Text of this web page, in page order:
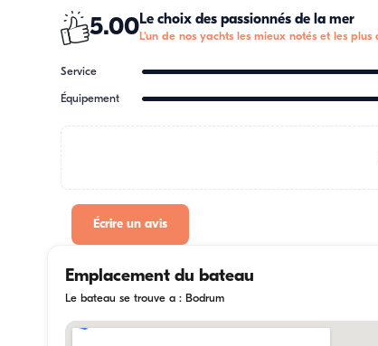
5.00Le choix des passionnés de la mer
L'un de nos yachts les mieux notés et les plus
Service
Équipement
Écrire un avis
Emplacement du bateau
Le bateau se trouve a : Bodrum